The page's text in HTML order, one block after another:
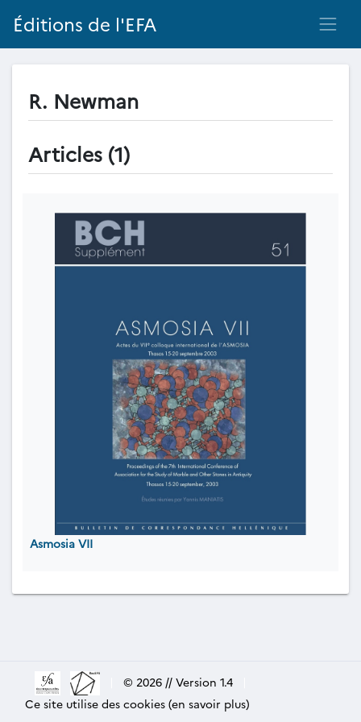
Éditions de l'EFA
R. Newman
Articles (1)
Asmosia VII
© 2026 // Version 1.4
Ce site utilise des cookies (en savoir plus)